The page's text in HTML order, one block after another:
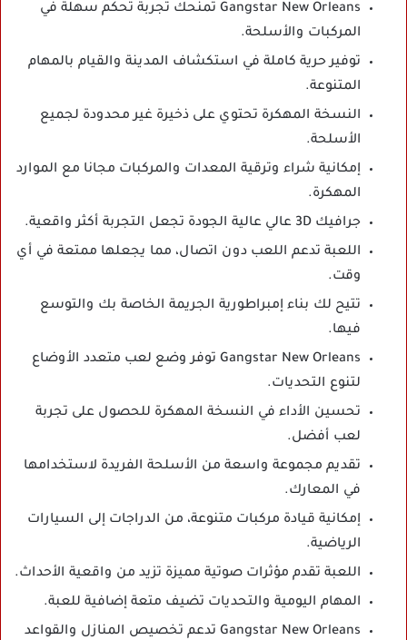
Gangstar New Orleans تمنحك تجربة تحكم سهلة في
المركبات والأسلحة.
توفير حرية كاملة في استكشاف المدينة والقيام بالمهام
المتنوعة.
النسخة المهكرة تحتوي على ذخيرة غير محدودة لجميع
الأسلحة.
إمكانية شراء وترقية المعدات والمركبات مجانا مع الموارد
المهكرة.
جرافيك 3D عالي عالية الجودة تجعل التجربة أكثر واقعية.
اللعبة تدعم اللعب دون اتصال، مما يجعلها ممتعة في أي
وقت.
تتيح لك بناء إمبراطورية الجريمة الخاصة بك والتوسع
فيها.
Gangstar New Orleans توفر وضع لعب متعدد الأوضاع
لتنوع التحديات.
تحسين الأداء في النسخة المهكرة للحصول على تجربة
لعب أفضل.
تقديم مجموعة واسعة من الأسلحة الفريدة لاستخدامها
في المعارك.
إمكانية قيادة مركبات متنوعة، من الدراجات إلى السيارات
الرياضية.
اللعبة تقدم مؤثرات صوتية مميزة تزيد من واقعية الأحداث.
المهام اليومية والتحديات تضيف متعة إضافية للعبة.
Gangstar New Orleans تدعم تخصيص المنازل والقواعد